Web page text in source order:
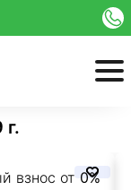
г.
взнос от 0%